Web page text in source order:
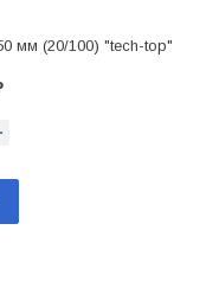
мм (20/100) "tech-top"